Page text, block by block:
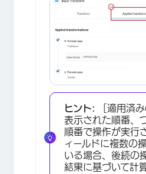
ヒント: ［適用済
表示された順番、
順番で操作が実行
ィールドに複数の
いる場合、後続の
結果に基づいて計